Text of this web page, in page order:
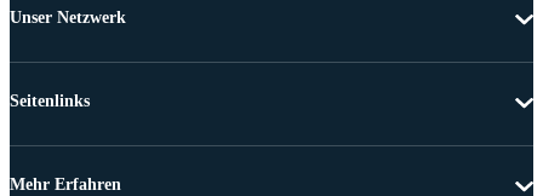
Unser Netzwerk
Seitenlinks
Mehr Erfahren